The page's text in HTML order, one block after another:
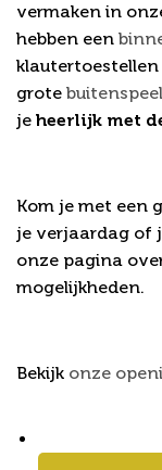
vermaken in
hebben een
grote
je heerlijk met
Kom je met een
je verjaardag of
onze pagina
mogelijkheden.
Bekijk onze